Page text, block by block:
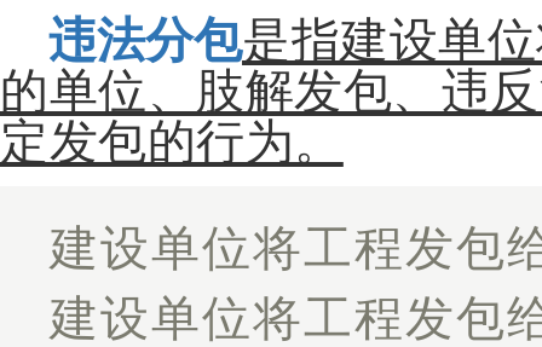
违法分包是指建设单
的单位、肢解发包、违
定发包的行为。
建设单位将工程发包
建设单位将工程发包